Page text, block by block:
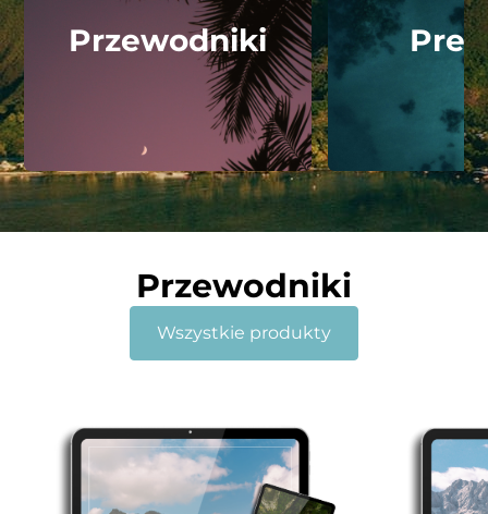
Przewodniki
Przewodniki
Wszystkie produkty